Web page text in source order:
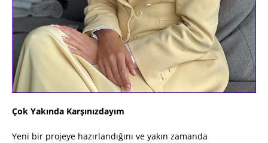
Çok Yakında Karşınızdayım
Yeni bir projeye hazırlandığını ve yakın zamanda